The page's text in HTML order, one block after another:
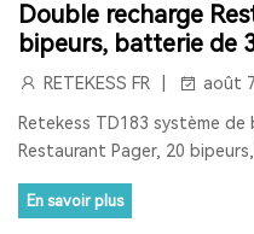
Double recharge
bipeurs, batterie de
RETEKESS FR août
Retekess TD183 système
Restaurant Pager, 20
En savoir plus
SOLUTIONS DE GUIDE
DISPOSITIF DE
PAGER BIPEUR